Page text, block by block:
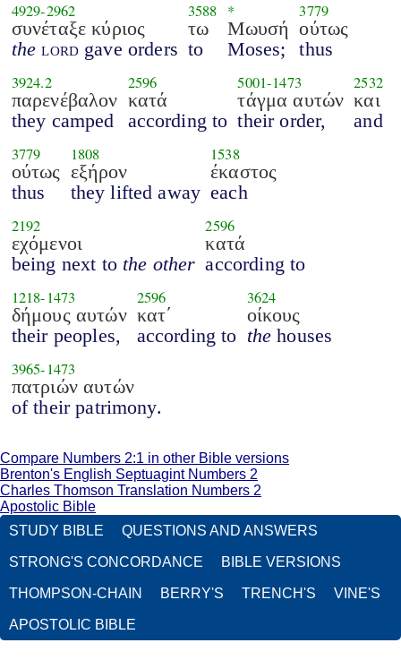
4929-2962
συνέταξε κύριος
the lord gave orders
3588
τω
to
*
Μωυσή
Moses;
3779
ούτως
thus
3924.2
παρενέβαλον
they camped
2596
κατά
according to
5001-1473
τάγμα αυτών
their order,
2532
και
and
3779
ούτως
thus
1808
εξήρον
they lifted away
1538
έκαστος
each
2192
εχόμενοι
being next to the other
2596
κατά
according to
1218-1473
δήμους αυτών
their peoples,
2596
κατ΄
according to
3624
οίκους
the houses
3965-1473
πατριών αυτών
of their patrimony.
Compare Numbers 2:1 in other Bible versions
Brenton's English Septuagint Numbers 2
Charles Thomson Translation Numbers 2
Apostolic Bible
STUDY BIBLE
QUESTIONS AND ANSWERS
STRONG'S CONCORDANCE BIBLE VERSIONS
THOMPSON-CHAIN BERRY'S TRENCH'S VINE'S
APOSTOLIC BIBLE